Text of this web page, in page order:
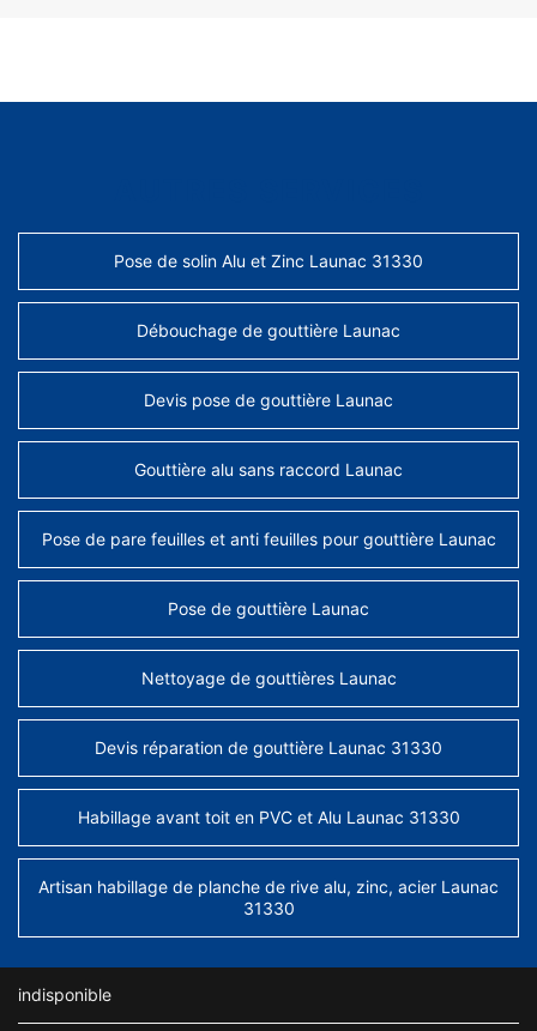
Pose de solin Alu et Zinc Launac 31330
Débouchage de gouttière Launac
Devis pose de gouttière Launac
Gouttière alu sans raccord Launac
Pose de pare feuilles et anti feuilles pour gouttière Launac
Pose de gouttière Launac
Nettoyage de gouttières Launac
Devis réparation de gouttière Launac 31330
Habillage avant toit en PVC et Alu Launac 31330
Artisan habillage de planche de rive alu, zinc, acier Launac
31330
indisponible